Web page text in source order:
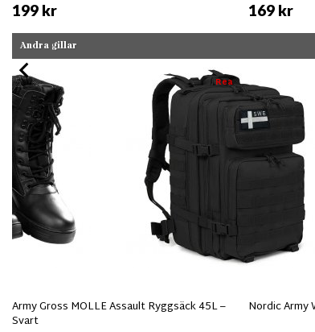
199 kr 169 kr
Andra gillar
Rea
Army Gross MOLLE Assault Ryggsäck 45L –
Svart
Nordic Army